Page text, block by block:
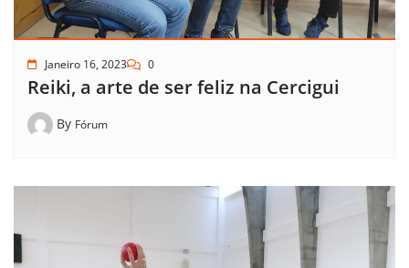
Janeiro 16, 2023 0
Reiki, a arte de ser feliz na Cercigui
By Fórum